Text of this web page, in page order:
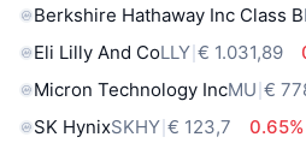
Berkshire Hathaway Inc Class B
Eli Lilly And CoLLY € 1.031,89
Micron Technology IncMU €
SK HynixSKHY € 123,7
0.65%